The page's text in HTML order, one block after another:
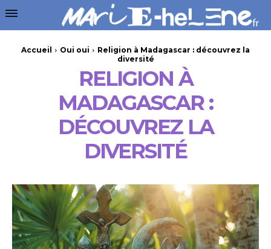
Accueil Oui oui
Religion à Madagascar : découvrez la
diversité
RELIGION À
MADAGASCAR :
DÉCOUVREZ LA
DIVERSITÉ